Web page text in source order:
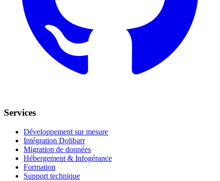
Services
Développement sur mesure
Intégration Dolibarr
Migration de données
Hébergement & Infogérance
Formation
Support technique